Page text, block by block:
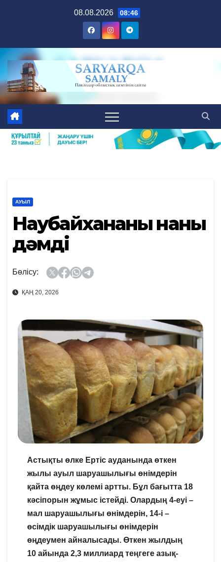
08.08.2026 08:46
АУЫЛ
Наубайхананың наны
дәмді
Бөлісу:
ҚАҢ 20, 2026
Астықты өлке Ертіс ауданында өткен
жылы ауыл шаруашылығы өнімдерін
қайта өңдеу көлемі артты. Бұл бағытта 18
кәсіпорын жұмыс істейді. Олардың 4-еуі –
мал шаруашылығы өнімдерін, 14-і –
өсімдік шаруашылығы өнімдерін
өңдеумен айналысады. Өткен жылдың
10 айында 2,3 миллиард теңгеге азық-